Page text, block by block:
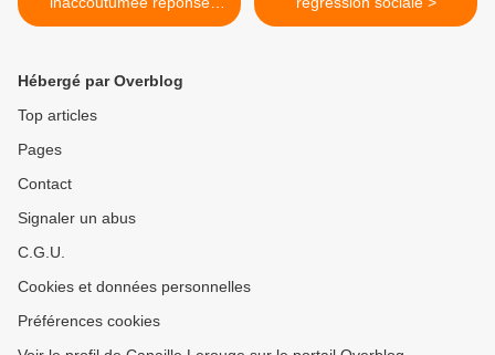
circonstanciée...et militante
Hébergé par Overblog
Top articles
Pages
Contact
Signaler un abus
C.G.U.
Cookies et données personnelles
Préférences cookies